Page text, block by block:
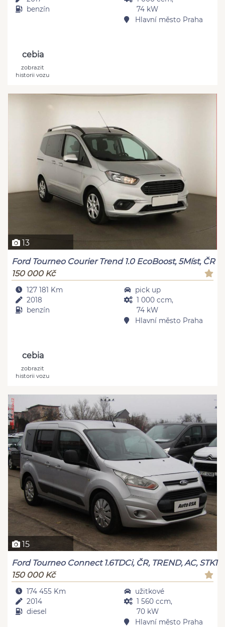
benzín
74 kW
Hlavní město Praha
cebia
zobrazit
historii vozu
13
Ford Tourneo Courier Trend 1.0 EcoBoost, 5Míst, ČR
150 000 Kč
127 181 Km
2018
benzín
pick up
1 000 ccm,
74 kW
Hlavní město Praha
cebia
zobrazit
historii vozu
15
Ford Tourneo Connect 1.6TDCi, ČR, TREND, AC, STK1
150 000 Kč
174 455 Km
2014
diesel
užitkové
1 560 ccm,
70 kW
Hlavní město Praha